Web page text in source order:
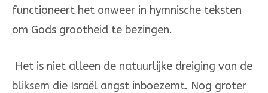
functioneert het onweer in hym­ni­sche teksten
om Gods grootheid te bezingen.
Het is niet alleen de natuurlijke dreiging van de
bliksem die Israël angst inboe­zemt. Nog gro­ter